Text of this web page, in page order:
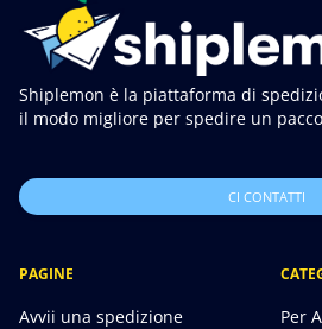
Shiplemon è la piattaforma di
il modo migliore per spedire un
CI CONTATTI
PAGINE
Avvii una spedizione
Per